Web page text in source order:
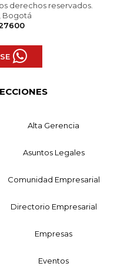
derechos reservados.
Bogotá
Alta Gerencia
Asuntos Legales
Comunidad Empresarial
Directorio Empresarial
Empresas
Eventos